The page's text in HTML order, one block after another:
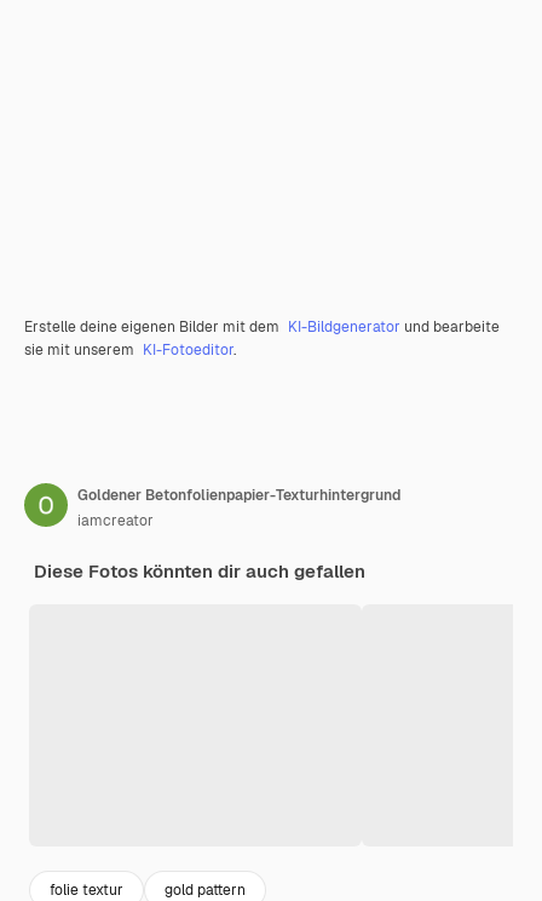
Erstelle deine eigenen Bilder mit dem KI-Bildgenerator und bearbeite
sie mit unserem KI-Fotoeditor.
Goldener Betonfolienpapier-Texturhintergrund
iamcreator
Diese Fotos könnten dir auch gefallen
folie textur gold pattern